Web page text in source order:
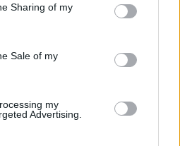
Sharing of my
Sale of my
my
Advertising.
Αρχαίο Θέατρο Επιδαύρου άνοιξε τις
ΑΥΤΉ ΤΗΝ ΚΑΤΗΓΟΡΊΑ